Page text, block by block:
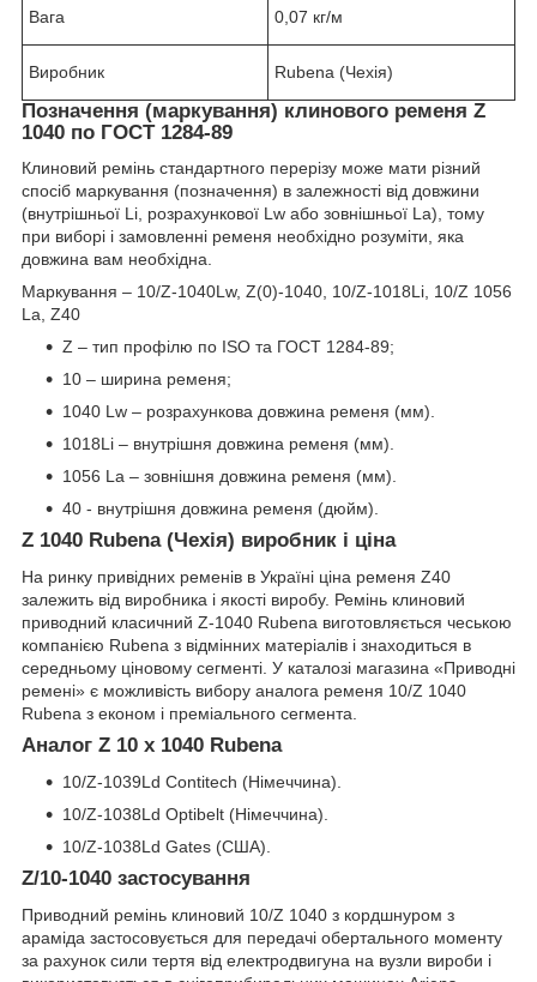
Вага 0,07 кг/м
Виробник Rubena (Чехія)
Позначення (маркування) клинового ременя Z
1040 по ГОСТ 1284-89
Клиновий ремінь стандартного перерізу може мати різний
спосіб маркування (позначення) в залежності від довжини
(внутрішньої Li, розрахункової Lw або зовнішньої La), тому
при виборі і замовленні ременя необхідно розуміти, яка
довжина вам необхідна.
Маркування – 10/Z-1040Lw, Z(0)-1040, 10/Z-1018Li, 10/Z 1056
La, Z40
Z – тип профілю по ISO та ГОСТ 1284-89;
10 – ширина ременя;
1040 Lw – розрахункова довжина ременя (мм).
1018Li – внутрішня довжина ременя (мм).
1056 La – зовнішня довжина ременя (мм).
40 - внутрішня довжина ременя (дюйм).
Z 1040 Rubena (Чехія) виробник і ціна
На ринку привідних ременів в Україні ціна ременя Z40
залежить від виробника і якості виробу. Ремінь клиновий
приводний класичний Z-1040 Rubena виготовляється чеською
компанією Rubena з відмінних матеріалів і знаходиться в
середньому ціновому сегменті. У каталозі магазина «Приводні
ремені» є можливість вибору аналога ременя 10/Z 1040
Rubena з економ і преміального сегмента.
Аналог Z 10 x 1040 Rubena
10/Z-1039Ld Contitech (Німеччина).
10/Z-1038Ld Optibelt (Німеччина).
10/Z-1038Ld Gates (США).
Z/10-1040 застосування
Приводний ремінь клиновий 10/Z 1040 з кордшнуром з
араміда застосовується для передачі обертального моменту
за рахунок сили тертя від електродвигуна на вузли вироби і